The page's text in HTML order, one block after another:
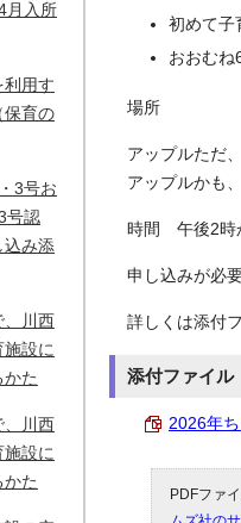
初めて子
おおむね
場所
アップルただ
アップルかも
時間 午後2時
申し込みが必
詳しくは添付
添付ファイル
2026年
PDFファ
月入所
利用す
保育の
3号お
号認
込み添
、川西
施設に
かた
、川西
施設に
かた